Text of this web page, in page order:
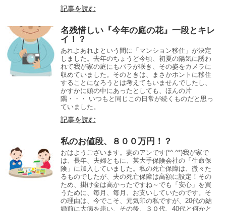
記事を読む
名残惜しい『今年の庭の花』一段とキレ
イ！？
あれよあれよという間に「マンション移住」が決定
しました。去年のちょうど今頃、初夏の陽気に誘わ
れて我が家の庭にもバラが咲き、その姿をカメラに
収めていました。そのときは、まさかホントに移住
することになろうとは考えてもいませんでしたし、
かすかに頭の中にあったとしても、ほんの片
隅・・・ いつもと同じこの日常が続くものだと思っ
ていました。
記事を読む
私のお値段、８００万円！？
おはようございます。妻のアンです(*^-^*)我が家で
は、長年、夫婦ともに、某大手保険会社の「生命保
険」に加入していました。私の死亡保障は、微々た
るものでしたが、夫の死亡保障は高額に設定！その
ため、掛け金は高かったですね～でも「安心」を買
うために、毎月、毎月、お支いしていたのです。そ
の理由は、今でこそ、元気印の私ですが、20代の結
婚前に大病を患い、その後、３０代、40代と何かと